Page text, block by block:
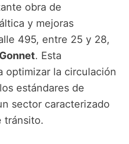
obra de
y mejoras
495, entre 25 y 28,
Gonnet. Esta
optimizar la circulación
estándares de
sector caracterizado
tránsito.